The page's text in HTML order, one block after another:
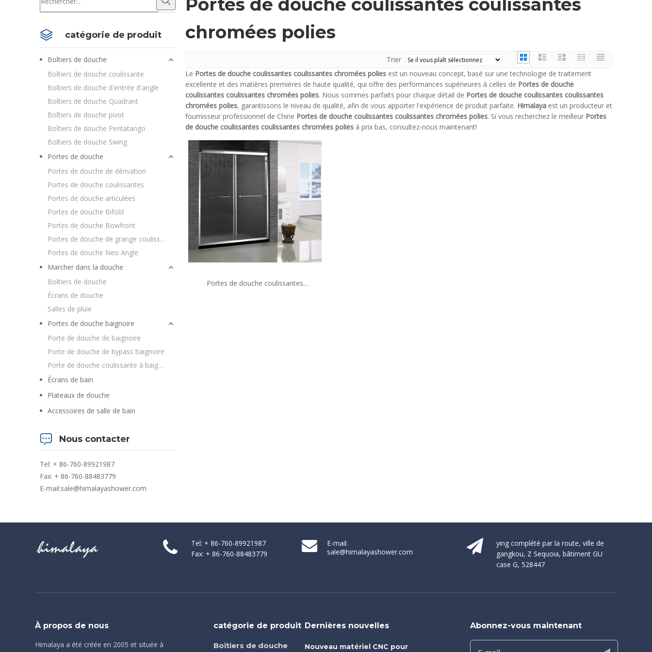
catégorie de produit
Boîtiers de douche
Boîtiers de douche coulissante
Boîtiers de douche d'entrée d'angle
Boîtiers de douche Quadrant
Boîtiers de douche pivot
Boîtiers de douche Pentatango
Boîtiers de douche Swing
Portes de douche
Portes de douche de dérivation
Portes de douche coulissantes
Portes de douche articulées
Portes de douche Bifold
Portes de douche Bowfront
Portes de douche de grange coulissantes
Portes de douche Neo Angle
Marcher dans la douche
Boîtiers de douche
Écrans de douche
Salles de pluie
Portes de douche baignoire
Porte de douche de baignoire
Porte de douche de bypass baignoire
Porte de douche coulissante à baignoire
Écrans de bain
Plateaux de douche
Accessoires de salle de bain
Nous contacter
Tel: + 86-760-89921987
Fax: + 86-760-88483779
E-mail:sale@himalayashower.com
Portes de douche coulissantes coulissantes
chromées polies
Trier
Le Portes de douche coulissantes coulissantes chromées polies est un nouveau concept, basé sur une technologie de traitement
excellente et des matières premières de haute qualité, qui offre des performances supérieures à celles de Portes de douche
coulissantes coulissantes chromées polies. Nous sommes parfaits pour chaque détail de Portes de douche coulissantes coulissantes
chromées polies, garantissons le niveau de qualité, afin de vous apporter l'expérience de produit parfaite. Himalaya est un producteur et
fournisseur professionnel de Chine Portes de douche coulissantes coulissantes chromées polies. Si vous recherchez le meilleur Portes
de douche coulissantes coulissantes chromées polies à prix bas, consultez-nous maintenant!
Portes de douche coulissantes
Tel: + 86-760-89921987
Fax: + 86-760-88483779
E-mail:
sale@himalayashower.com
ying complété par la route, ville de
gangkou, Z Sequoia, bâtiment GU
case G, 528447
À propos de nous
Himalaya a été créée en 2005 et située à
catégorie de produit
Boîtiers de douche
Dernières nouvelles
Nouveau matériel CNC pour
Abonnez-vous maintenant